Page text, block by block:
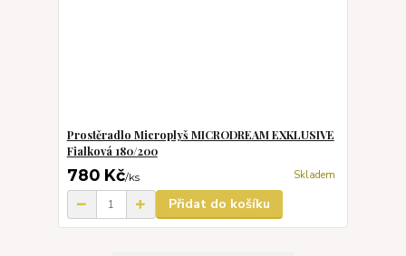
Prostěradlo Microplyš MICRODREAM EXKLUSIVE
Fialková 180/200
780 Kč/ks Skladem
Přidat do košíku